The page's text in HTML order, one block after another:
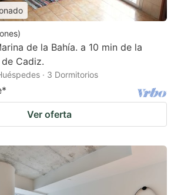
)
de la Bahía. a 10 min de la
Cadiz.
· 3 Dormitorios
*
Ver oferta